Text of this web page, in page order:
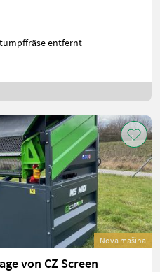
entfernt
Nova mašina
von CZ Screen